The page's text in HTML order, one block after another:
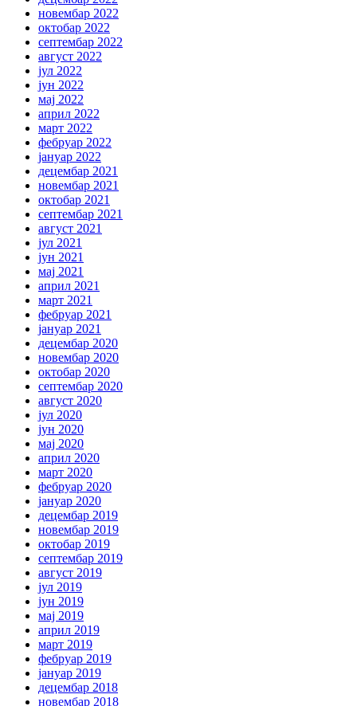
новембар 2022
октобар 2022
септембар 2022
август 2022
јул 2022
јун 2022
мај 2022
април 2022
март 2022
фебруар 2022
јануар 2022
децембар 2021
новембар 2021
октобар 2021
септембар 2021
август 2021
јул 2021
јун 2021
мај 2021
април 2021
март 2021
фебруар 2021
јануар 2021
децембар 2020
новембар 2020
октобар 2020
септембар 2020
август 2020
јул 2020
јун 2020
мај 2020
април 2020
март 2020
фебруар 2020
јануар 2020
децембар 2019
новембар 2019
октобар 2019
септембар 2019
август 2019
јул 2019
јун 2019
мај 2019
април 2019
март 2019
фебруар 2019
јануар 2019
децембар 2018
новембар 2018